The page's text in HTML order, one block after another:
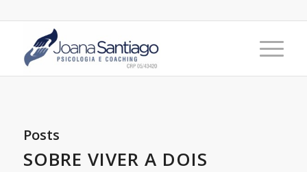
Posts
SOBRE VIVER A DOIS